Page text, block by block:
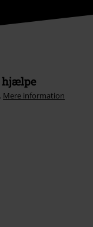
hjælpe
Mere information